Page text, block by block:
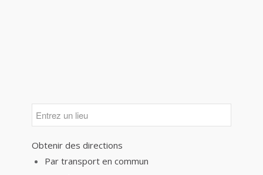
Obtenir des directions
Par transport en commun